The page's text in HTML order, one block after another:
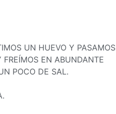
UN HUEVO Y PASAMOS
FREÍMOS EN ABUNDANTE
POCO DE SAL.